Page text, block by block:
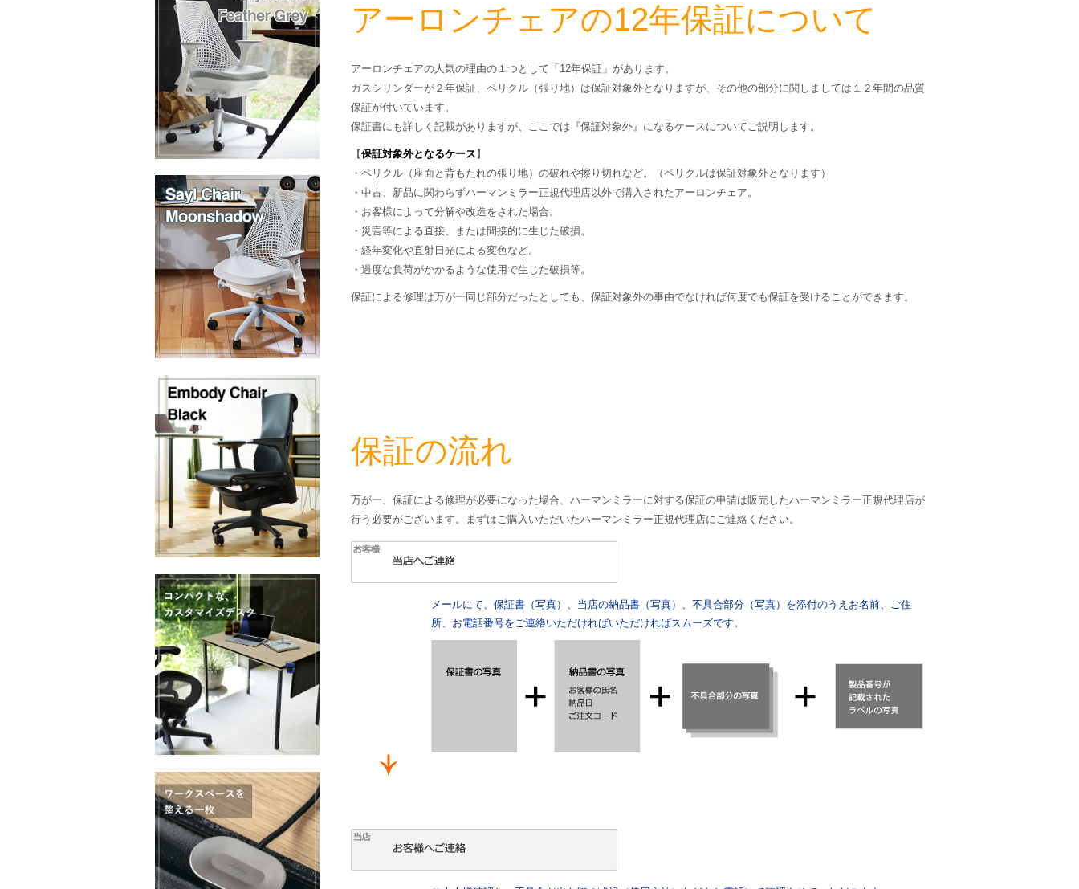
アーロンチェアの12年保証について
アーロンチェアの人気の理由の１つとして「12年保証」があります。
ガスシリンダーが２年保証、ペリクル（張り地）は保証対象外となりますが、その他の部分に関しましては１２年間の品質
保証が付いています。
保証書にも詳しく記載がありますが、ここでは『保証対象外』になるケースについてご説明します。
【保証対象外となるケース 】
・ペリクル（座面と背もたれの張り地）の破れや擦り切れなど。（ペリクルは保証対象外となります）
・中古、新品に関わらずハーマンミラー正規代理店以外で購入されたアーロンチェア。
・お客様によって分解や改造をされた場合。
・災害等による直接、または間接的に生じた破損。
・経年変化や直射日光による変色など。
・過度な負荷がかかるような使用で生じた破損等。
保証による修理は万が一同じ部分だったとしても、保証対象外の事由でなければ何度でも保証を受けることができます。
保証の流れ
万が一、保証による修理が必要になった場合、ハーマンミラーに対する保証の申請は販売したハーマンミラー正規代理店が
行う必要がございます。まずはご購入いただいたハーマンミラー正規代理店にご連絡ください。
メールにて、保証書（写真）、当店の納品書（写真）、不具合部分（写真）を添付のうえお名前、ご住
所、お電話番号をご連絡いただければいただければスムーズです。